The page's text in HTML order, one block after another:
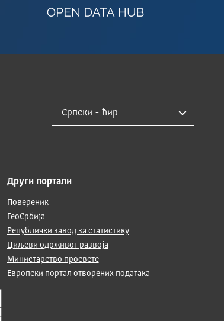
Други портали
Повереник
ГеоСрбија
Републички завод за статистику
Циљеви одрживог развоја
Министарство просвете
Европски портал отворених података